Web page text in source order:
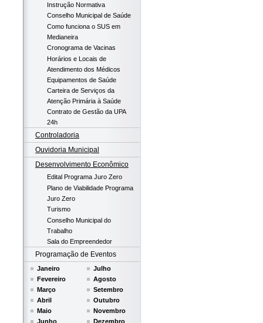
Instrução Normativa
Conselho Municipal de Saúde
Como funciona o SUS em
Medianeira
Cronograma de Vacinas
Horários e Locais de
Atendimento dos Médicos
Equipamentos de Saúde
Carteira de Serviços da
Atenção Primária à Saúde
Contrato de Gestão da UPA
24h
Controladoria
Ouvidoria Municipal
Desenvolvimento Econômico
Edital Programa Juro Zero
Plano de Viabilidade Programa
Juro Zero
Turismo
Conselho Municipal do
Trabalho
Sala do Empreendedor
Programação de Eventos
Janeiro
Fevereiro
Março
Abril
Maio
Junho
Julho
Agosto
Setembro
Outubro
Novembro
Dezembro